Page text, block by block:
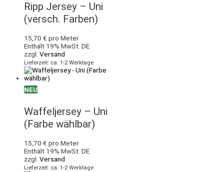
Ripp Jersey – Uni
(versch. Farben)
15,70 € pro Meter
Enthält 19% MwSt. DE
zzgl. Versand
Lieferzeit: ca. 1-2 Werktage
NEU
Waffeljersey – Uni
(Farbe wählbar)
15,70 € pro Meter
Enthält 19% MwSt. DE
zzgl. Versand
Lieferzeit: ca. 1-2 Werktage